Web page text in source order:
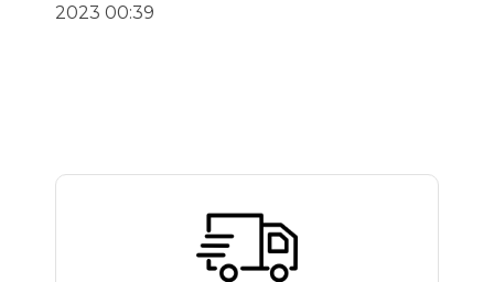
2023 00:39